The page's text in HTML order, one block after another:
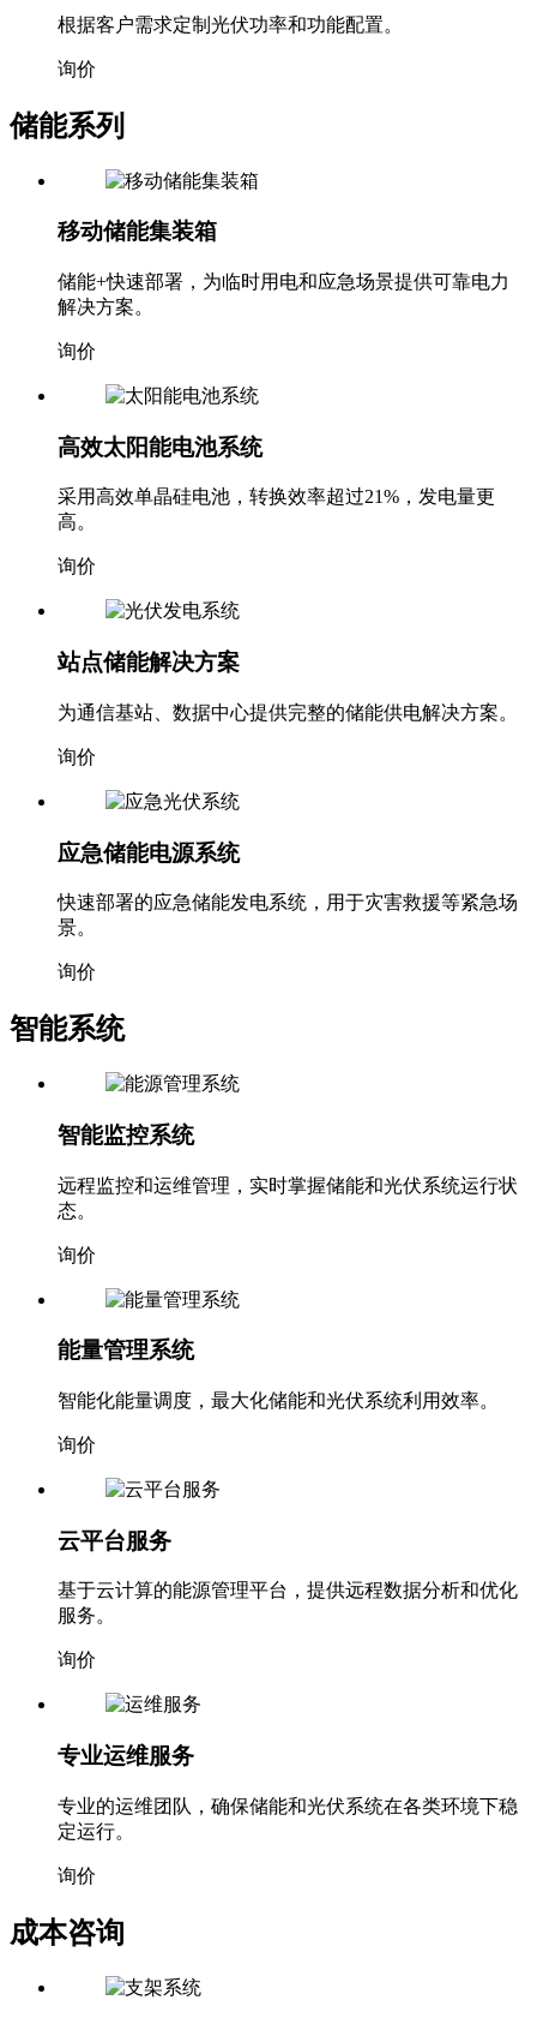
根据客户需求定制光伏功率和功能配置。
询价
储能系列
移动储能集装箱
储能+快速部署，为临时用电和应急场景提供可靠电力
解决方案。
询价
高效太阳能电池系统
采用高效单晶硅电池，转换效率超过21%，发电量更
高。
询价
站点储能解决方案
为通信基站、数据中心提供完整的储能供电解决方案。
询价
应急储能电源系统
快速部署的应急储能发电系统，用于灾害救援等紧急场
景。
询价
智能系统
智能监控系统
远程监控和运维管理，实时掌握储能和光伏系统运行状
态。
询价
能量管理系统
智能化能量调度，最大化储能和光伏系统利用效率。
询价
云平台服务
基于云计算的能源管理平台，提供远程数据分析和优化
服务。
询价
专业运维服务
专业的运维团队，确保储能和光伏系统在各类环境下稳
定运行。
询价
成本咨询